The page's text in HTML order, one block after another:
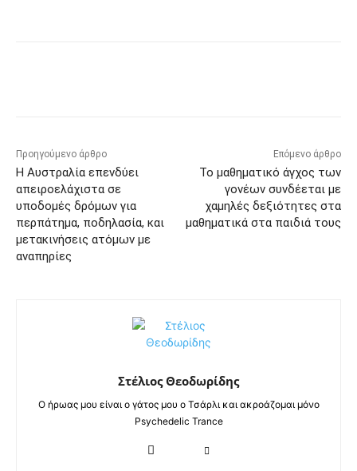
Προηγούμενο άρθρο
Η Αυστραλία επενδύει
απειροελάχιστα σε
υποδομές δρόμων για
περπάτημα, ποδηλασία, και
μετακινήσεις ατόμων με
αναπηρίες
Επόμενο άρθρο
Το μαθηματικό άγχος των
γονέων συνδέεται με
χαμηλές δεξιότητες στα
μαθηματικά στα παιδιά τους
Στέλιος Θεοδωρίδης
Ο ήρωας μου είναι ο γάτος μου ο Τσάρλι και ακροάζομαι μόνο
Psychedelic Trance